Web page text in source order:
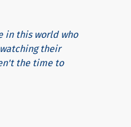
in this world who
their
the time to